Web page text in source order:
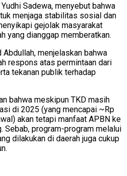
Sadewa, menyebut bahwa
menjaga stabilitas sosial dan
gejolak masyarakat
yang dianggap memberatkan.
Abdullah, menjelaskan bahwa
respons atas permintaan dari
tekanan publik terhadap
bahwa meskipun TKD masih
di 2025 (yang mencapai ~Rp
akan tetapi manfaat APBN ke
Sebab, program-program melalui
dilakukan di daerah juga cukup